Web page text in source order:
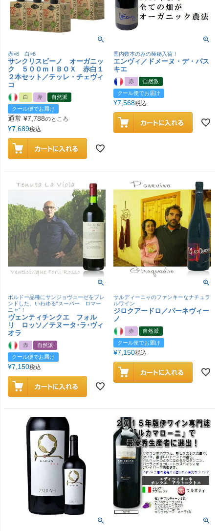
赤×6 白×6
サンクリスピーノ オーガニッ
ク ５００ｍｌＢＯＸ 赤白１
２本セット／テッレ・チェヴィ
コ
白 赤
自然派
クール便でお届け
通常 ¥7,788のところ
¥7,689税込
国内数本のみの極秘入荷！
エンヴィ／ドメーヌ・デ・パス
キエ
赤
自然派
クール便でお届け
¥7,568税込
ボルドー品種にサンジョヴェーゼをブレ
ンドした、いわゆる“スーパー ロマー
ニャ”！
ヴェンティチンクエ フォル
リ ロッソ／テヌータ･ラ･ヴィ
オラ
赤
自然派
クール便でお届け
¥7,150税込
サルディーニャのファンキーなナチュラ
ルワイン
ジロクアードロ／パーネヴィー
ノ
赤
自然派
クール便でお届け
¥7,150税込